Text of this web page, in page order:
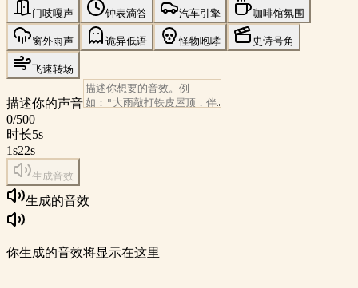
门吱嘎声 钟表滴答 汽车引擎 咖啡馆氛围
窗外雨声 诡异低语 怪物咆哮 史诗号角
飞速转场
描述你的声音
0/500
时长5s
1s22s
生成音效
生成的音效
你生成的音效将显示在这里